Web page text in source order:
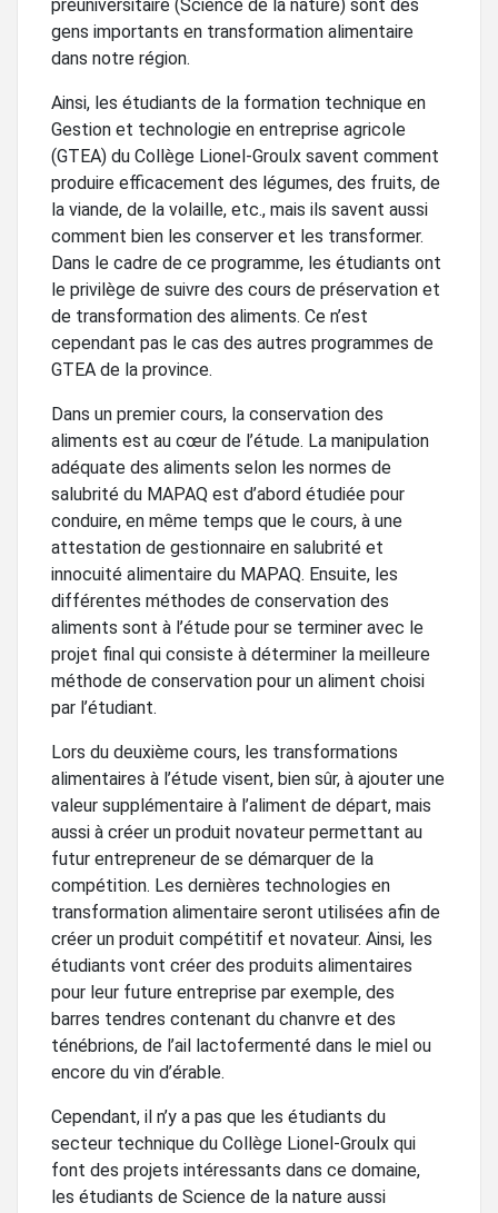
préuniversitaire (Science de la nature) sont des
gens importants en transformation alimentaire
dans notre région.
Ainsi, les étudiants de la formation technique en
Gestion et technologie en entreprise agricole
(GTEA) du Collège Lionel-Groulx savent comment
produire efficacement des légumes, des fruits, de
la viande, de la volaille, etc., mais ils savent aussi
comment bien les conserver et les transformer.
Dans le cadre de ce programme, les étudiants ont
le privilège de suivre des cours de préservation et
de transformation des aliments. Ce n’est
cependant pas le cas des autres programmes de
GTEA de la province.
Dans un premier cours, la conservation des
aliments est au cœur de l’étude. La manipulation
adéquate des aliments selon les normes de
salubrité du MAPAQ est d’abord étudiée pour
conduire, en même temps que le cours, à une
attestation de gestionnaire en salubrité et
innocuité alimentaire du MAPAQ. Ensuite, les
différentes méthodes de conservation des
aliments sont à l’étude pour se terminer avec le
projet final qui consiste à déterminer la meilleure
méthode de conservation pour un aliment choisi
par l’étudiant.
Lors du deuxième cours, les transformations
alimentaires à l’étude visent, bien sûr, à ajouter une
valeur supplémentaire à l’aliment de départ, mais
aussi à créer un produit novateur permettant au
futur entrepreneur de se démarquer de la
compétition. Les dernières technologies en
transformation alimentaire seront utilisées afin de
créer un produit compétitif et novateur. Ainsi, les
étudiants vont créer des produits alimentaires
pour leur future entreprise par exemple, des
barres tendres contenant du chanvre et des
ténébrions, de l’ail lactofermenté dans le miel ou
encore du vin d’érable.
Cependant, il n’y a pas que les étudiants du
secteur technique du Collège Lionel-Groulx qui
font des projets intéressants dans ce domaine,
les étudiants de Science de la nature aussi